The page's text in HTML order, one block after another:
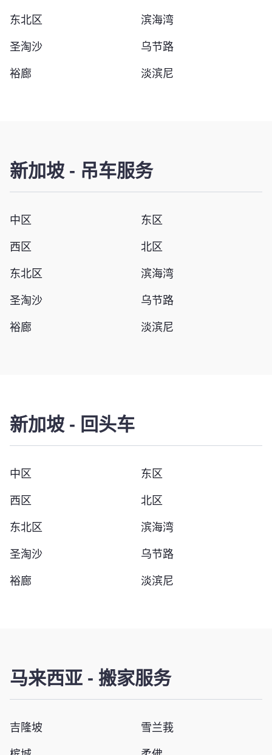
东北区 滨海湾
圣淘沙 乌节路
裕廊 淡滨尼
新加坡 - 吊车服务
中区 东区
西区 北区
东北区 滨海湾
圣淘沙 乌节路
裕廊 淡滨尼
新加坡 - 回头车
中区 东区
西区 北区
东北区 滨海湾
圣淘沙 乌节路
裕廊 淡滨尼
马来西亚 - 搬家服务
吉隆坡 雪兰莪